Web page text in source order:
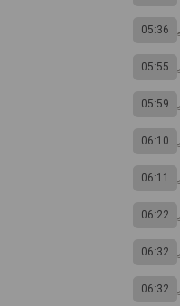
05:36
05:55
05:59
06:10
06:11
06:22
06:32
06:32